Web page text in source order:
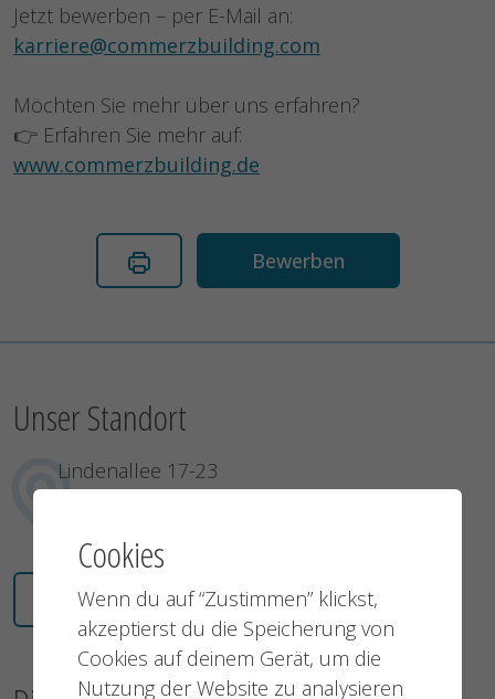
Jetzt bewerben – per E-Mail an:
karriere@commerzbuilding.com
Möchten Sie mehr über uns erfahren?
👉 Erfahren Sie mehr auf:
www.commerzbuilding.de
Bewerben
Unser Standort
Lindenallee 17-23
Karte öffnen
Cookies
Wenn du auf “Zustimmen” klickst,
akzeptierst du die Speicherung von
Cookies auf deinem Gerät, um die
Nutzung der Website zu analysieren